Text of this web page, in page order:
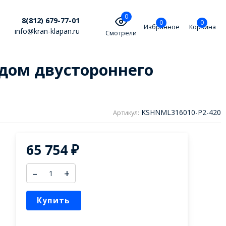
8(812) 679-77-01
info@kran-klapan.ru
0
Смотрели
0
Избранное
0
Корзина
двустороннего
Артикул: KSHNML316010-P2-420
65 754₽
– +
Купить